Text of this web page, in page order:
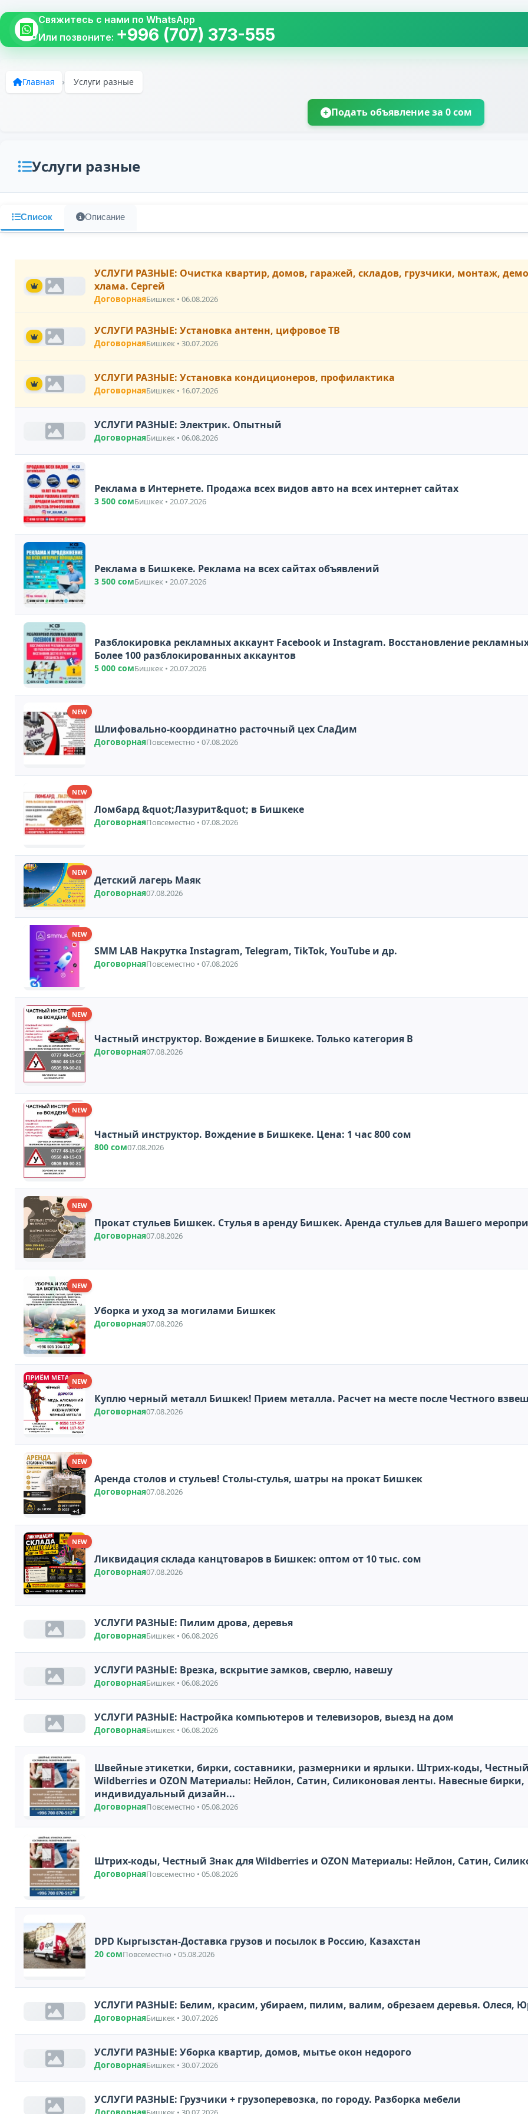
Свяжитесь с нами по WhatsApp
Или позвоните: +996 (707) 373-555
Главная › Услуги разные
Подать объявление за 0 сом
Услуги разные
Список Описание
УСЛУГИ РАЗНЫЕ: Очистка квартир, домов, гаражей, складов, грузчики, монтаж,
хлама. Сергей
ДоговорнаяБишкек • 06.08.2026
УСЛУГИ РАЗНЫЕ: Установка антенн, цифровое ТВ
ДоговорнаяБишкек • 30.07.2026
УСЛУГИ РАЗНЫЕ: Установка кондиционеров, профилактика
ДоговорнаяБишкек • 16.07.2026
УСЛУГИ РАЗНЫЕ: Электрик. Опытный
ДоговорнаяБишкек • 06.08.2026
Реклама в Интернете. Продажа всех видов авто на всех интернет сайтах
3 500 сомБишкек • 20.07.2026
Реклама в Бишкеке. Реклама на всех сайтах объявлений
3 500 сомБишкек • 20.07.2026
Разблокировка рекламных аккаунт Facebook и Instagram. Восстановление рекламных аккаунтов.
Более 100 разблокированных аккаунтов
5 000 сомБишкек • 20.07.2026
NEW
Шлифовально-координатно расточный цех СлаДим
ДоговорнаяПовсеместно • 07.08.2026
NEW
Ломбард &quot;Лазурит&quot; в Бишкеке
ДоговорнаяПовсеместно • 07.08.2026
NEW
Детский лагерь Маяк
Договорная07.08.2026
NEW
SMM LAB Накрутка Instagram, Telegram, TikTok, YouTube и др.
ДоговорнаяПовсеместно • 07.08.2026
NEW
Частный инструктор. Вождение в Бишкеке. Только категория В
Договорная07.08.2026
NEW
Частный инструктор. Вождение в Бишкеке. Цена: 1 час 800 сом
800 сом07.08.2026
NEW
Прокат стульев Бишкек. Стулья в аренду Бишкек. Аренда стульев для Вашего
Договорная07.08.2026
NEW
Уборка и уход за могилами Бишкек
Договорная07.08.2026
NEW
Куплю черный металл Бишкек! Прием металла. Расчет на месте после Честного
Договорная07.08.2026
+4
NEW
Аренда столов и стульев! Столы-стулья, шатры на прокат Бишкек
Договорная07.08.2026
NEW
Ликвидация склада канцтоваров в Бишкек: оптом от 10 тыс. сом
Договорная07.08.2026
УСЛУГИ РАЗНЫЕ: Пилим дрова, деревья
ДоговорнаяБишкек • 06.08.2026
УСЛУГИ РАЗНЫЕ: Врезка, вскрытие замков, сверлю, навешу
ДоговорнаяБишкек • 06.08.2026
УСЛУГИ РАЗНЫЕ: Настройка компьютеров и телевизоров, выезд на дом
ДоговорнаяБишкек • 06.08.2026
Швейные этикетки, бирки, составники, размерники и ярлыки. Штрих-коды, Честный Знак для
Wildberries и OZON Материалы: Нейлон, Сатин, Силиконовая ленты. Навесные бирки,
индивидуальный дизайн...
ДоговорнаяПовсеместно • 05.08.2026
Штрих-коды, Честный Знак
ДоговорнаяПовсеместно • 05.08.2026
DPD Кыргызстан-Доставка грузов и посылок в Россию, Казахстан
20 сомПовсеместно • 05.08.2026
УСЛУГИ РАЗНЫЕ: Белим, красим, убираем, пилим, валим, обрезаем деревья. Олеся,
ДоговорнаяБишкек • 30.07.2026
УСЛУГИ РАЗНЫЕ: Уборка квартир, домов, мытье окон недорого
ДоговорнаяБишкек • 30.07.2026
УСЛУГИ РАЗНЫЕ: Грузчики + грузоперевозка, по городу. Разборка мебели